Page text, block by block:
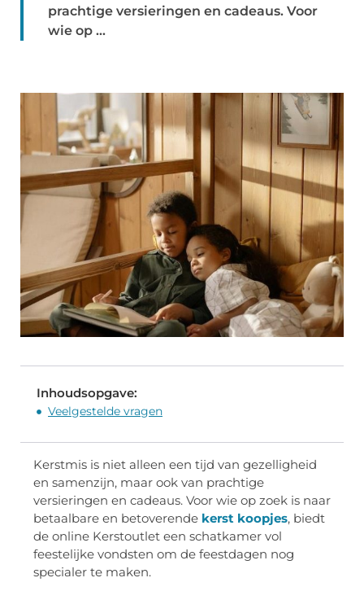
prachtige versieringen en cadeaus. Voor
wie op ...
Inhoudsopgave:
Veelgestelde vragen
Kerstmis is niet alleen een tijd van gezelligheid
en samenzijn, maar ook van prachtige
versieringen en cadeaus. Voor wie op zoek is naar
betaalbare en betoverende kerst koopjes, biedt
de online Kerstoutlet een schatkamer vol
feestelijke vondsten om de feestdagen nog
specialer te maken.